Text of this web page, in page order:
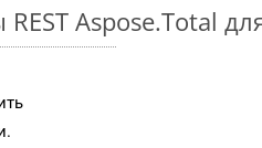
Aspose.Total